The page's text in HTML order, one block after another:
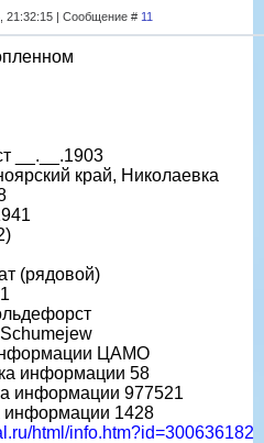
21:32:15 | Сообщение # 11
__.__.1903
край, Николаевка
(рядовой)
ЦАМО
информации 58
информации 977521
информации 1428
html/info.htm?id=300636182